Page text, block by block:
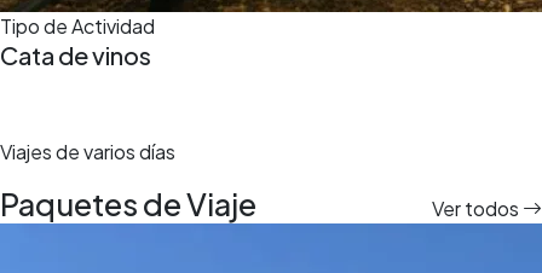
Tipo de Actividad
Cata de vinos
Viajes de varios días
Paquetes de Viaje Ver todos